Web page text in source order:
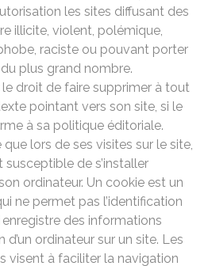
les sites diffusant des
illicite, violent, polémique,
raciste ou pouvant porter
plus grand nombre.
le droit de faire supprimer à tout
pointant vers son site, si le
à sa politique éditoriale.
que lors de ses visites sur le site,
de s’installer
ordinateur. Un cookie est un
ne permet pas l’identification
enregistre des informations
ordinateur sur un site. Les
visent à faciliter la navigation